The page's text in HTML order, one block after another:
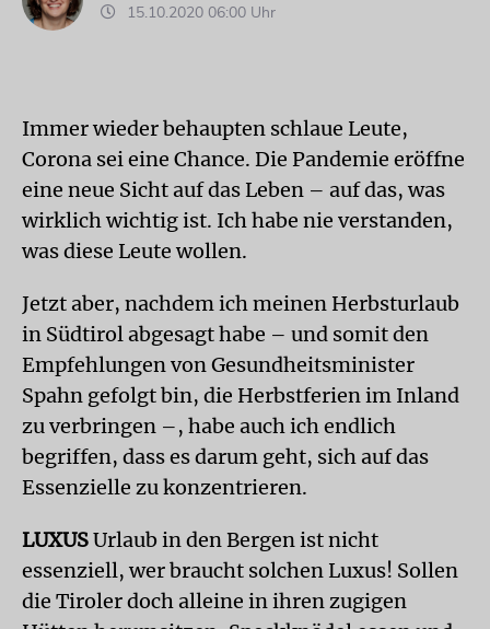
15.10.2020 06:00 Uhr
Immer wieder behaupten schlaue Leute,
Corona sei eine Chance. Die Pandemie eröffne
eine neue Sicht auf das Leben – auf das, was
wirklich wichtig ist. Ich habe nie verstanden,
was diese Leute wollen.
Jetzt aber, nachdem ich meinen Herbsturlaub
in Südtirol abgesagt habe – und somit den
Empfehlungen von Gesundheitsminister
Spahn gefolgt bin, die Herbstferien im Inland
zu verbringen –, habe auch ich endlich
begriffen, dass es darum geht, sich auf das
Essenzielle zu konzentrieren.
LUXUSUrlaub in den Bergen ist nicht
essenziell, wer braucht solchen Luxus! Sollen
die Tiroler doch alleine in ihren zugigen